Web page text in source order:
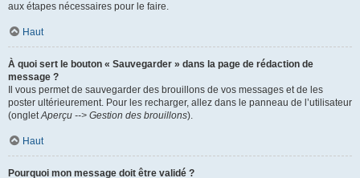
aux étapes nécessaires pour le faire.
Haut
À quoi sert le bouton « Sauvegarder » dans la page de rédaction de
message ?
Il vous permet de sauvegarder des brouillons de vos messages et de les
poster ultérieurement. Pour les recharger, allez dans le panneau de l’utilisateur
(ongletAperçu --> Gestion des brouillons).
Haut
Pourquoi mon message doit être validé ?